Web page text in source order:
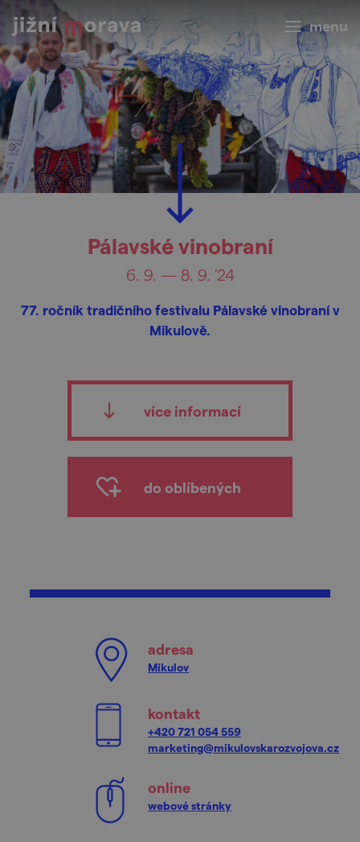
menu
Pálavské vinobraní
6. 9. — 8. 9. '24
77. ročník tradičního festivalu Pálavské vinobraní v
Mikulově.
více informací
do oblíbených
adresa
Mikulov
kontakt
+420 721 054 559
marketing@mikulovskarozvojova.cz
online
webové stránky